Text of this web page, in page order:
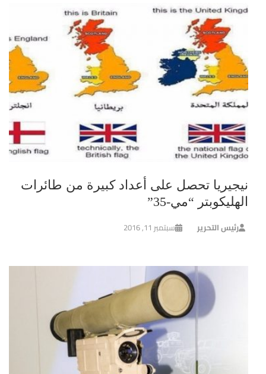
نيجيريا تحصل على أعداد كبيرة من طائرات
الهليكوبتر “مي-35”
رئيس التحرير سبتمبر 11, 2016